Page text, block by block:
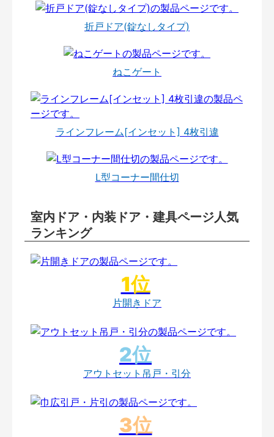
折戸ドア(錠なしタイプ)
ねこゲート
ラインフレーム[インセット] 4枚引違
L型コーナー間仕切
室内ドア・内装ドア・建具ページ人気
ランキング
片開きドア
アウトセット吊戸・引分